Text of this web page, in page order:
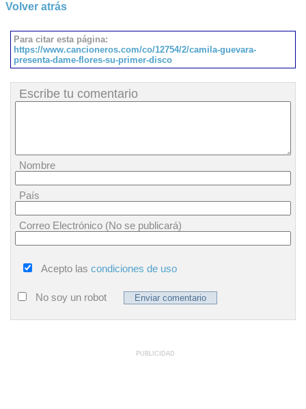
Volver atrás
Para citar esta página:
https://www.cancioneros.com/co/12754/2/camila-guevara-
presenta-dame-flores-su-primer-disco
Escribe tu comentario
Nombre
País
Correo Electrónico (No se publicará)
Acepto las condiciones de uso
No soy un robot
PUBLICIDAD